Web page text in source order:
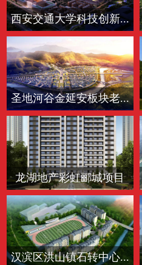
西安交通大学科技创新...
圣地河谷金延安板块老...
龙湖地产彩虹郦城项目
汉滨区洪山镇石转中心...